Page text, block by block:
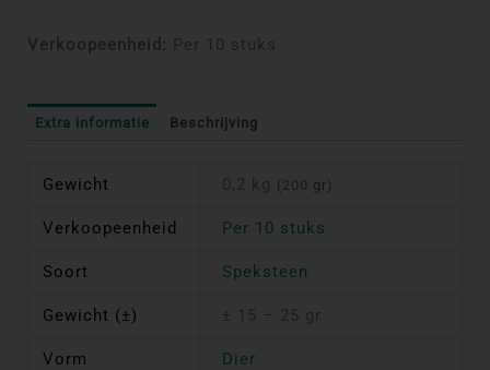
Verkoopeenheid: Per 10 stuks
Extra informatie Beschrijving
Gewicht 0,2 kg (200 gr)
Verkoopeenheid Per 10 stuks
Soort Speksteen
Gewicht (±) ± 15 – 25 gr
Vorm Dier